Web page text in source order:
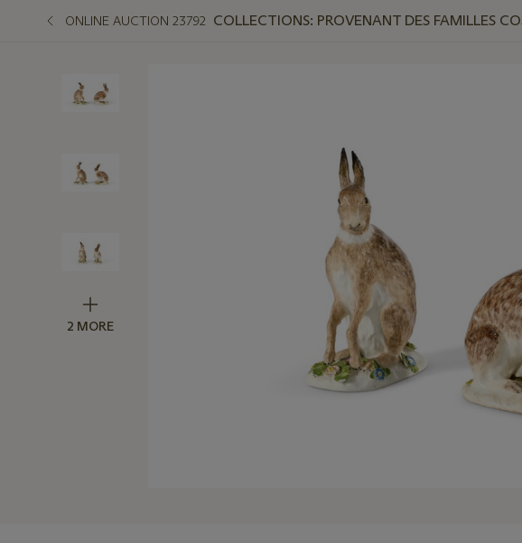
ONLINE AUCTION 23792 COLLECTIONS: PROVENANT DES FAMILLES
2 MORE